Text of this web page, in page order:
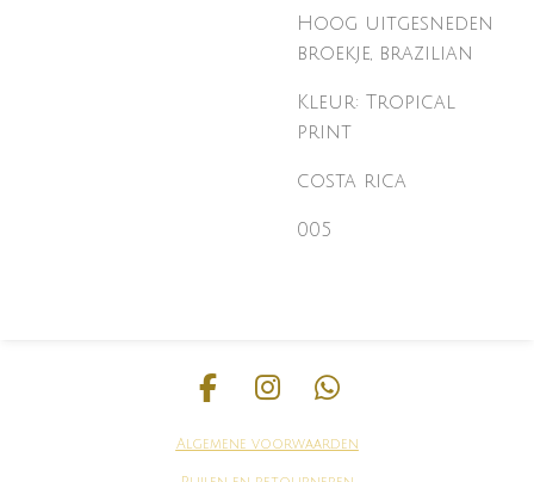
Hoog uitgesneden
broekje, brazilian
Kleur: Tropical
print
costa rica
005
F
c
I
s
W
a
Algemene voorwaarden